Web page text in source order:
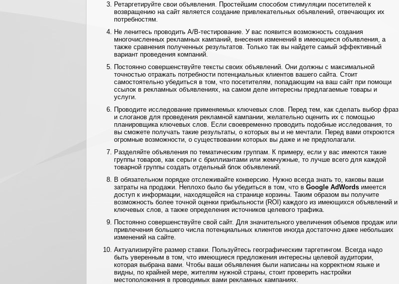
Ретаргетируйте свои объявления. Простейшим способом стимуляции посетителей к
возвращению на сайт является создание привлекательных объявлений, отвечающих их
потребностям.
Не ленитесь проводить A/B-тестирование. У вас появится возможность создания
многочисленных рекламных кампаний, внесения изменений в имеющиеся объявления, а
также сравнения полученных результатов. Только так вы найдете самый эффективный
вариант проведения компаний.
Постоянно совершенствуйте тексты своих объявлений. Они должны с максимальной
точностью отражать потребности потенциальных клиентов вашего сайта. Стоит
самостоятельно убедиться в том, что посетителям, попадающим на ваш сайт при помощи
ссылок в рекламных объявлениях, на самом деле интересны предлагаемые товары и
услуги.
Проводите исследование применяемых ключевых слов. Перед тем, как сделать выбор фраз
и слоганов для проведения рекламной кампании, желательно оценить их с помощью
планировщика ключевых слов. Если своевременно проводить подобные исследования, то
вы сможете получать такие результаты, о которых вы и не мечтали. Перед вами откроются
огромные возможности, о существовании которых вы даже и не предполагали.
Разделяйте объявления по тематическим группам. К примеру, если у вас имеются такие
группы товаров, как серьги с бриллиантами или жемчужные, то лучше всего для каждой
товарной группы создать отдельный блок объявлений.
В обязательном порядке отслеживайте конверсию. Нужно всегда знать то, каковы ваши
затраты на продажи. Неплохо было бы убедиться в том, что в Google AdWords имеется
доступ к информации, находящейся на странице корзины. Таким образом вы получите
возможность более точной оценки прибыльности (ROI) каждого из имеющихся объявлений и
ключевых слов, а также определения источников целевого трафика.
Постоянно совершенствуйте свой сайт. Для значительного увеличения объемов продаж или
привлечения большего числа потенциальных клиентов иногда достаточно даже небольших
изменений на сайте.
Актуализируйте размер ставки. Пользуйтесь географическим таргетингом. Всегда надо
быть уверенным в том, что имеющиеся предложения интересны целевой аудитории,
которая выбрана вами. Чтобы ваши объявления были написаны на корректном языке и
видны, по крайней мере, жителям нужной страны, стоит проверить настройки
местоположения в проводимых вами рекламных кампаниях.